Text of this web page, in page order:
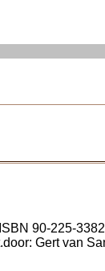
90-225-
Gert van